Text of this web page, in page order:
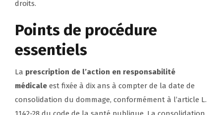
droits.
Points de procédure
essentiels
La prescription de l’action en responsabilité
médicale est fixée à dix ans à compter de la date de
consolidation du dommage, conformément à l’article L.